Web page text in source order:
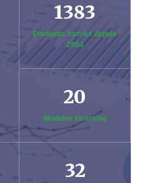
1383
Étudiants formés depuis
2004
20
Modules elearning
32